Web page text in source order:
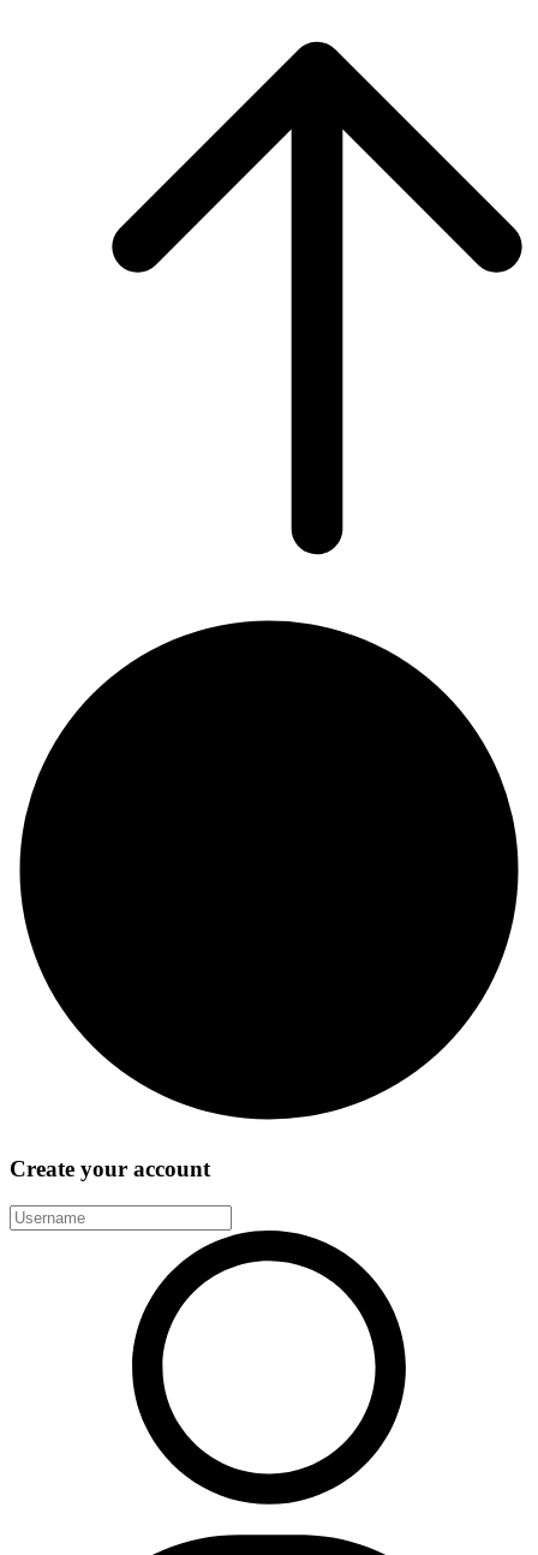
Create your account